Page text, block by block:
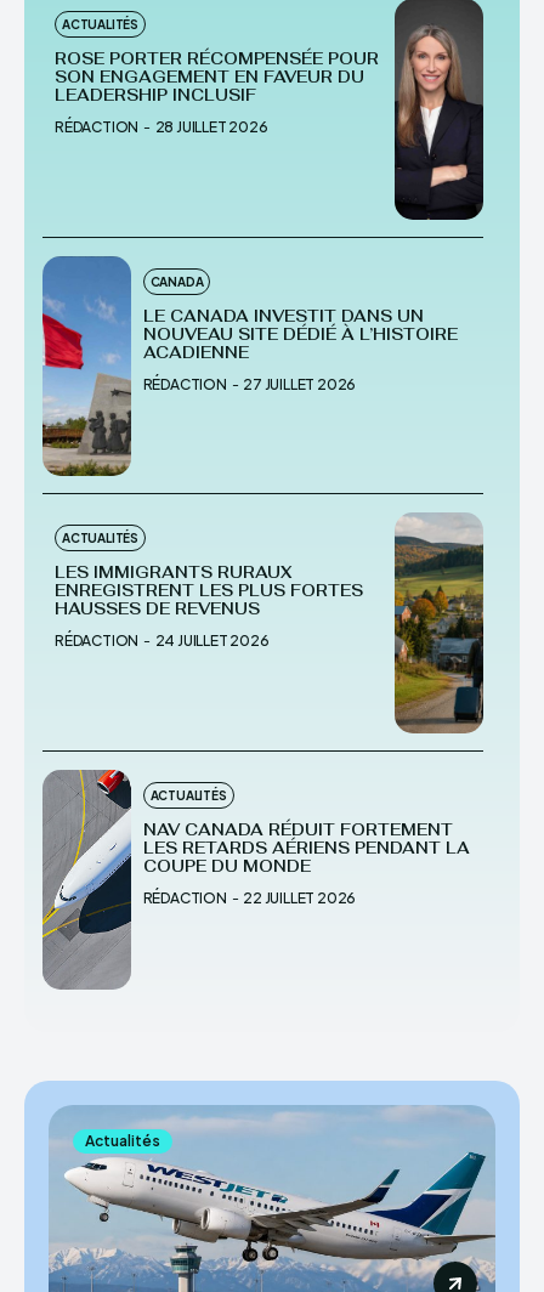
ACTUALITÉS
ROSE PORTER RÉCOMPENSÉE POUR
SON ENGAGEMENT EN FAVEUR DU
LEADERSHIP INCLUSIF
RÉDACTION - 28 JUILLET 2026
CANADA
LE CANADA INVESTIT DANS UN
NOUVEAU SITE DÉDIÉ À L’HISTOIRE
ACADIENNE
RÉDACTION - 27 JUILLET 2026
ACTUALITÉS
LES IMMIGRANTS RURAUX
ENREGISTRENT LES PLUS FORTES
HAUSSES DE REVENUS
RÉDACTION - 24 JUILLET 2026
ACTUALITÉS
NAV CANADA RÉDUIT FORTEMENT
LES RETARDS AÉRIENS PENDANT LA
COUPE DU MONDE
RÉDACTION - 22 JUILLET 2026
Actualités